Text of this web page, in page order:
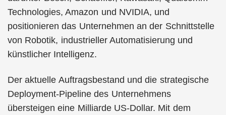
Technologies, Amazon und NVIDIA, und
positionieren das Unternehmen an der Schnittstelle
von Robotik, industrieller Automatisierung und
künstlicher Intelligenz.
Der aktuelle Auftragsbestand und die strategische
Deployment-Pipeline des Unternehmens
übersteigen eine Milliarde US-Dollar. Mit dem